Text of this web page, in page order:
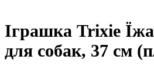
Іграшка Trixie
для собак, 37 см